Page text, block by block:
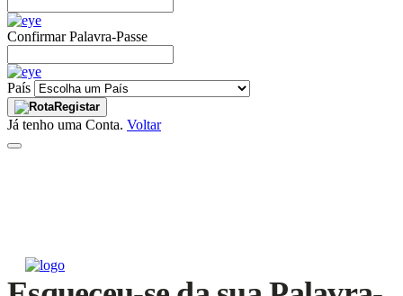
Confirmar Palavra-Passe
País
Registar
Já tenho uma Conta. Voltar